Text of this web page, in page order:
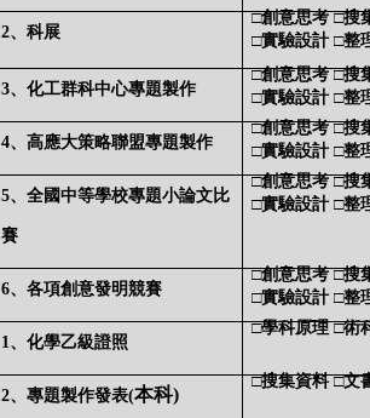
2、科展
□創意思考 □搜
□實驗設計 □整
3、化工群科中心專題製作
□創意思考 □搜
□實驗設計 □整
4、高應大策略聯盟專題製作
□創意思考 □搜
□實驗設計 □整
5、全國中等學校專題小論文比
賽
□創意思考 □搜
□實驗設計 □整
6、各項創意發明競賽
□創意思考 □搜
□實驗設計 □整
1 、化學乙級證照
□學科原理 □術
2、專題製作發表(本科)
□搜集資料 □文